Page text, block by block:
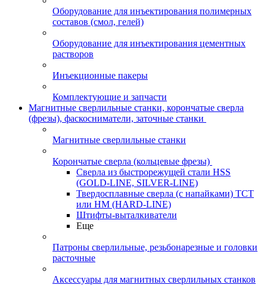
Оборудование для инъектирования полимерных
составов (смол, гелей)
Оборудование для инъектирования цементных
растворов
Инъекционные пакеры
Комплектующие и запчасти
Магнитные сверлильные станки, корончатые сверла
(фрезы), фаскосниматели, заточные станки
Магнитные сверлильные станки
Корончатые сверла (кольцевые фрезы)
Сверла из быстрорежущей стали HSS
(GOLD-LINE, SILVER-LINE)
Твердосплавные сверла (с напайками) ТСТ
или HM (HARD-LINE)
Штифты-выталкиватели
Еще
Патроны сверлильные, резьбонарезные и головки
расточные
Аксессуары для магнитных сверлильных станков